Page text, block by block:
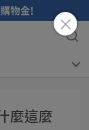
麼這麼